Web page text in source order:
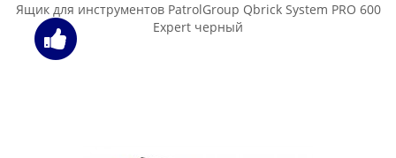
Ящик для инструментов PatrolGroup Qbrick System PRO 600
Expert черный